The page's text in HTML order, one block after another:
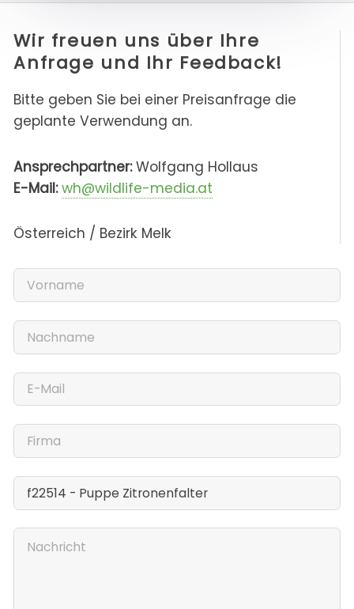
Wir freuen uns über Ihre
Anfrage und Ihr Feedback!
Bitte geben Sie bei einer Preisanfrage die
geplante Verwendung an.
Ansprechpartner:Wolfgang Hollaus
E-Mail: wh@wildlife-media.at
Österreich / Bezirk Melk